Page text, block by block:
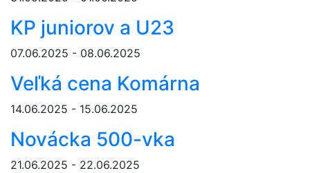
KP juniorov a U23
07.06.2025 - 08.06.2025
Veľká cena Komárna
14.06.2025 - 15.06.2025
Novácka 500-vka
21.06.2025 - 22.06.2025